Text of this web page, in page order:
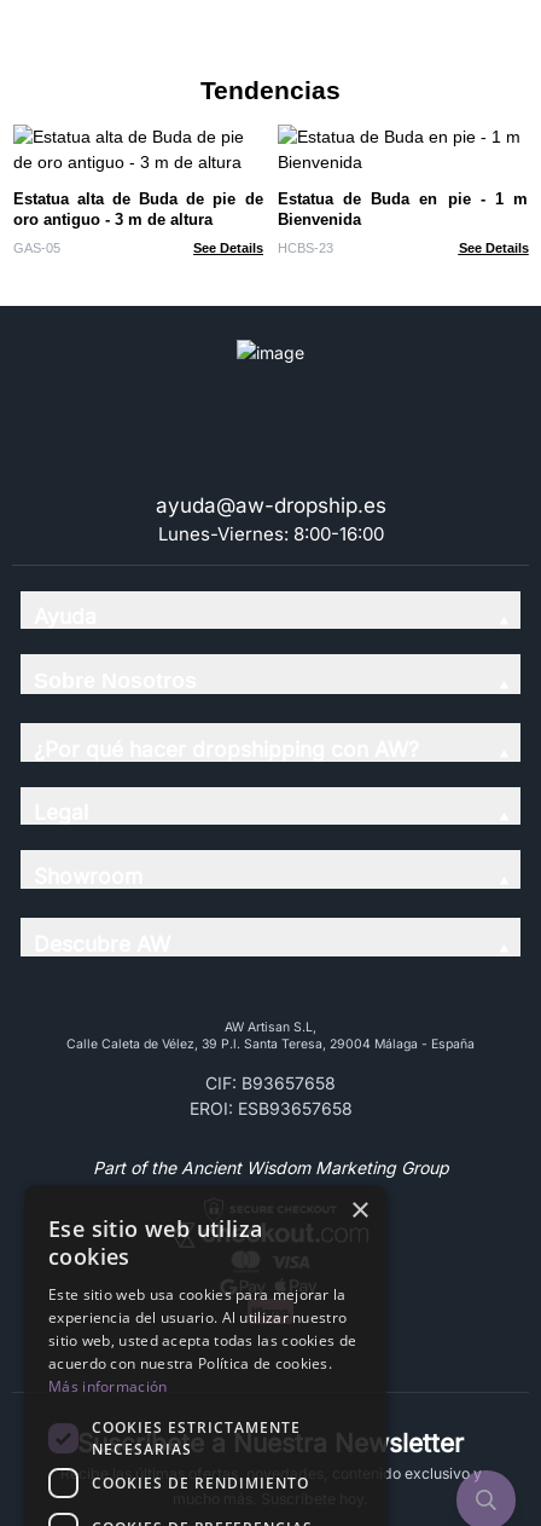
Tendencias
Estatua alta de Buda de pie de
oro antiguo - 3 m de altura
GAS-05 See Details
Estatua de Buda en pie - 1 m
Bienvenida
HCBS-23 See Details
ayuda@aw-dropship.es
Lunes-Viernes: 8:00-16:00
AW Artisan S.L,
Calle Caleta de Vélez, 39 P.l. Santa Teresa, 29004 Málaga - España
CIF: B93657658
EROI: ESB93657658
Part of the Ancient Wisdom Marketing Group
Suscríbete a Nuestra Newsletter
Recibe las últimas ofertas, novedades, contenido exclusivo y
×
Ese sitio web utiliza
cookies
Este sitio web usa cookies para mejorar la
experiencia del usuario. Al utilizar nuestro
sitio web, usted acepta todas las cookies de
acuerdo con nuestra Política de cookies.
Más información
COOKIES ESTRICTAMENTE
NECESARIAS
COOKIES DE RENDIMIENTO